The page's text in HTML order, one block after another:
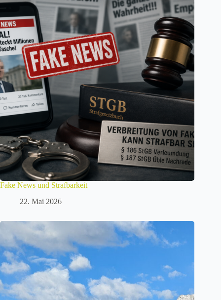
Fake News und Strafbarkeit
22. Mai 2026